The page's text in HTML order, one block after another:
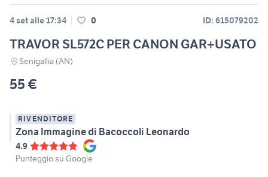
4 set alle 17:34 0 ID: 615079202
TRAVOR SL572C PER CANON GAR+USATO
Senigallia (AN)
55 €
RIVENDITORE
Zona Immagine di Bacoccoli Leonardo
4.9
Punteggio su Google